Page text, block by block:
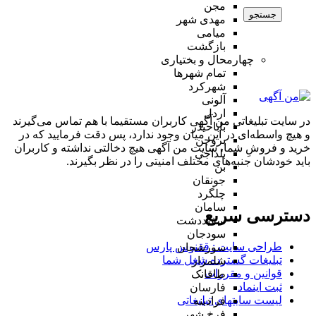
مجن
مهدی شهر
میامی
بازگشت
چهارمحال و بختیاری
تمام شهر‌ها
شهرکرد
آلونی
اردل
باباحیدر
بروجن
بلداجی
بن
جونقان
چلگرد
سامان
سفیددشت
سودجان
سورشجان
شلمزار
طاقانک
فارسان
فرادبنه
جستجو
در سایت تبلیغاتی من آگهی کاربران مستقیما با هم تماس می‌گیرند
و هیچ واسطه‌ای در این میان وجود ندارد، پس دقت فرمایید که در
خرید و فروشِ شما، سایت من آگهی هیچ دخالتی نداشته و کاربران
باید خودشان جنبه‌های مختلف امنیتی را در نظر بگیرند.
دسترسی سریع
طراحی سایت :‌ ققنوس پارس
تبلیغات گسترده شغل شما
قوانین و مقررات
ثبت اینماد
لیست سایتهای تبلیغاتی